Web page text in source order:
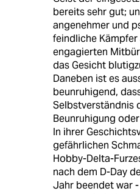
bereits sehr gut;
angenehmer und
feindliche
engagierten
das Gesicht
Daneben ist es
beunruhigend,
Selbstverständnis
Beunruhigung
In ihrer
gefährlichen
Hobby-Delta-
nach dem D-Day
Jahr beendet war